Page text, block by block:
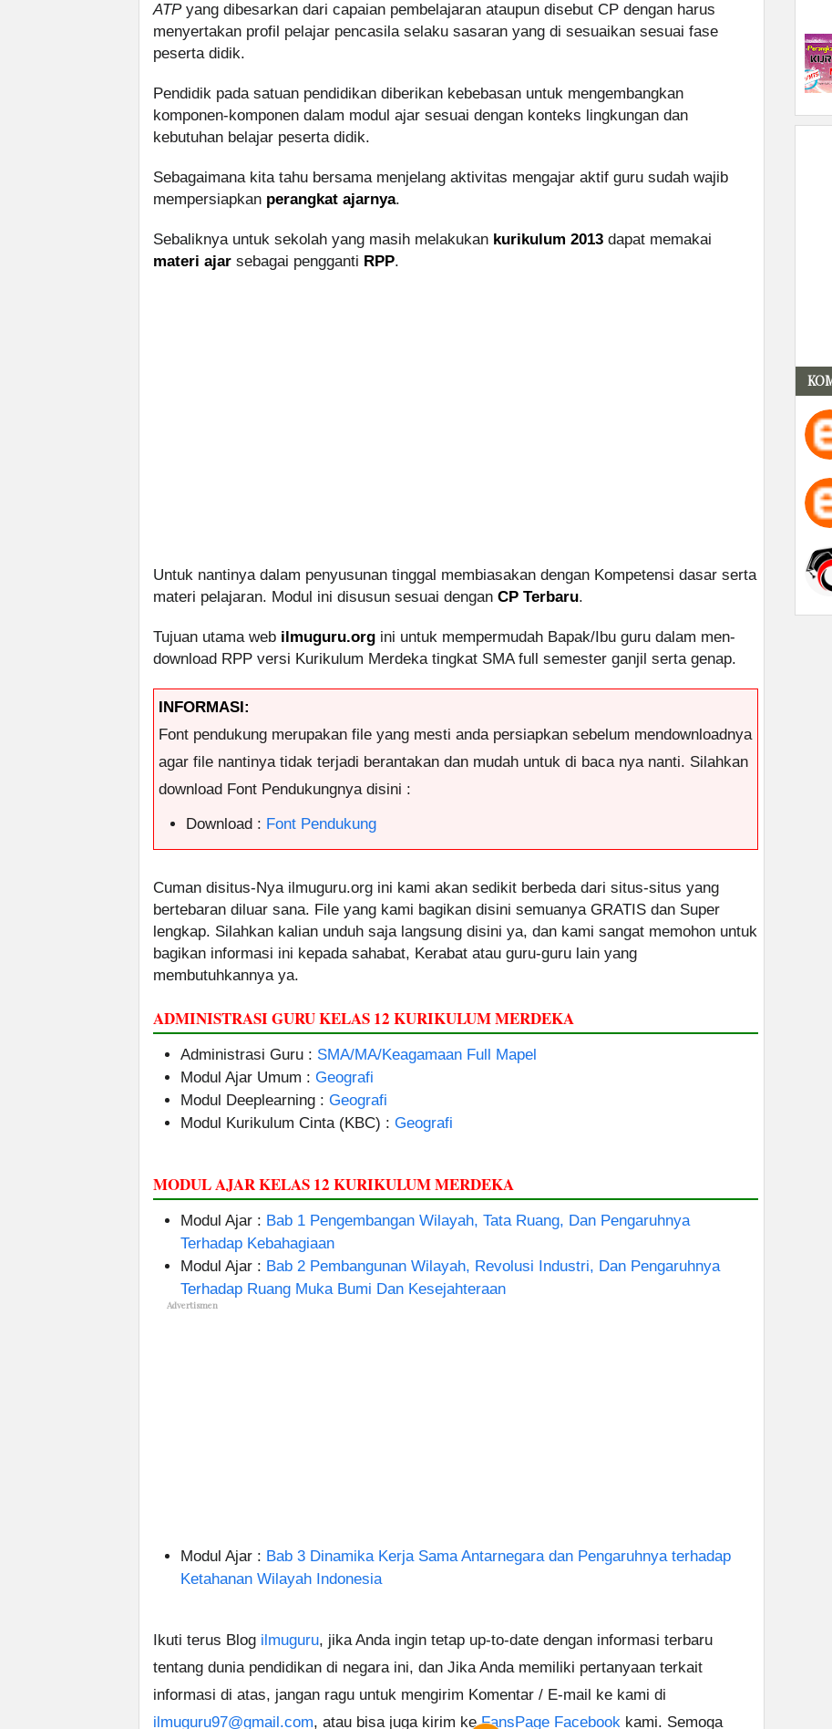
ATPyang dibesarkan dari capaian pembelajaran ataupun disebut CP dengan harus
menyertakan profil pelajar pencasila selaku sasaran yang di sesuaikan sesuai fase
peserta didik.
Pendidik pada satuan pendidikan diberikan kebebasan untuk mengembangkan
komponen-komponen dalam modul ajar sesuai dengan konteks lingkungan dan
kebutuhan belajar peserta didik.
Sebagaimana kita tahu bersama menjelang aktivitas mengajar aktif guru sudah wajib
mempersiapkan perangkat ajarnya.
Sebaliknya untuk sekolah yang masih melakukan kurikulum 2013 dapat memakai
materi ajar sebagai pengganti RPP.
Untuk nantinya dalam penyusunan tinggal membiasakan dengan Kompetensi dasar serta
materi pelajaran. Modul ini disusun sesuai dengan CP Terbaru.
Tujuan utama web ilmuguru.org ini untuk mempermudah Bapak/Ibu guru dalam men-
download RPP versi Kurikulum Merdeka tingkat SMA full semester ganjil serta genap.
INFORMASI:
Font pendukung merupakan file yang mesti anda persiapkan sebelum mendownloadnya
agar file nantinya tidak terjadi berantakan dan mudah untuk di baca nya nanti. Silahkan
download Font Pendukungnya disini :
Download : Font Pendukung
Cuman disitus-Nya ilmuguru.org ini kami akan sedikit berbeda dari situs-situs yang
bertebaran diluar sana. File yang kami bagikan disini semuanya GRATIS dan Super
lengkap. Silahkan kalian unduh saja langsung disini ya, dan kami sangat memohon untuk
bagikan informasi ini kepada sahabat, Kerabat atau guru-guru lain yang
membutuhkannya ya.
ADMINISTRASI GURU KELAS 12 KURIKULUM MERDEKA
Administrasi Guru : SMA/MA/Keagamaan Full Mapel
Modul Ajar Umum : Geografi
Modul Deeplearning : Geografi
Modul Kurikulum Cinta (KBC) : Geografi
MODUL AJAR KELAS 12 KURIKULUM MERDEKA
Modul Ajar : Bab 1 Pengembangan Wilayah, Tata Ruang, Dan Pengaruhnya
Terhadap Kebahagiaan
Modul Ajar : Bab 2 Pembangunan Wilayah, Revolusi Industri, Dan Pengaruhnya
Terhadap Ruang Muka Bumi Dan Kesejahteraan
Advertismen
Modul Ajar : Bab 3 Dinamika Kerja Sama Antarnegara dan Pengaruhnya terhadap
Ketahanan Wilayah Indonesia
Ikuti terus Blog ilmuguru, jika Anda ingin tetap up-to-date dengan informasi terbaru
tentang dunia pendidikan di negara ini, dan Jika Anda memiliki pertanyaan terkait
informasi di atas, jangan ragu untuk mengirim Komentar / E-mail ke kami di
ilmuguru97@gmail.com, atau bisa juga kirim keFansPage Facebook kami. Semoga